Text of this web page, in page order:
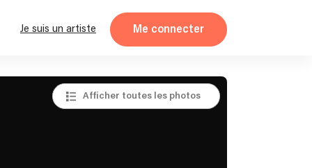
Je suis un artiste Me connecter
Afficher toutes les photos